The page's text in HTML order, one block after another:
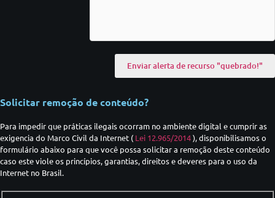
Solicitar remoção de conteúdo?
Para impedir que práticas ilegais ocorram no ambiente digital e cumprir as
exigencia do Marco Civil da Internet ( Lei 12.965/2014), disponibilisamos o
formulário abaixo para que você possa solicitar a remoção deste conteúdo
caso este viole os princípios, garantias, direitos e deveres para o uso da
Internet no Brasil.